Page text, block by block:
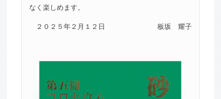
なく楽しめます。
２０２５年２月１２日 板坂 耀子